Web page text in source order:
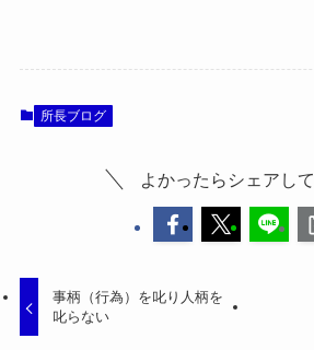
所長ブログ
よかったらシェアして
事柄（行為）を叱り人柄を
叱らない